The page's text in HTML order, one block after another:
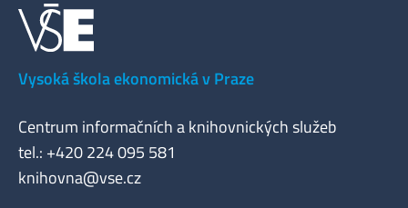
Vysoká škola ekonomická v Praze
Centrum informačních a knihovnických služeb
tel.: +420 224 095 581
knihovna@vse.cz